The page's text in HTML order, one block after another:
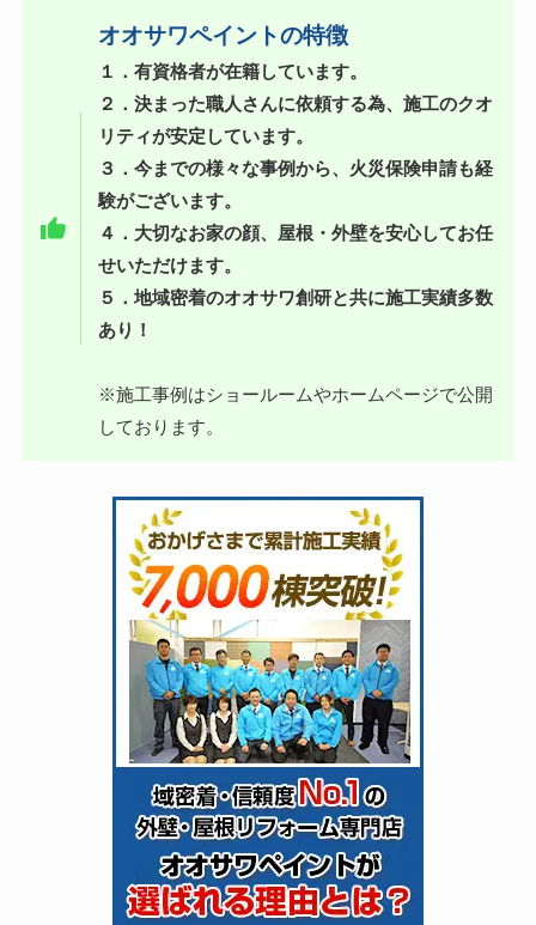
オオサワペイントの特徴
１．有資格者が在籍しています。
２．決まった職人さんに依頼する為、施工のクオ
リティが安定しています。
３．今までの様々な事例から、火災保険申請も経
験がございます。
４．大切なお家の顔、屋根・外壁を安心してお任
せいただけます。
５．地域密着のオオサワ創研と共に施工実績多数
あり！
※施工事例はショールームやホームページで公開
しております。